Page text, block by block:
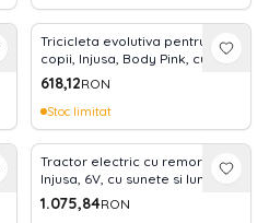
Tricicleta evolutiva pentru
copii, Injusa, Body Pink, cu
maner parental, include
rucsac, 10 luni+
618,12RON
Stoc limitat
Tractor electric cu remorca
Injusa, 6V, cu sunete si lumini,
baterie si incarcator incluse, 1
an+, Verde
1.075,84RON